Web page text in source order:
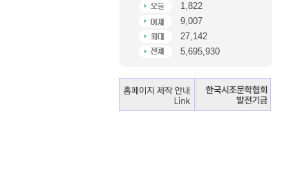
1,822
9,007
27,142
5,695,930